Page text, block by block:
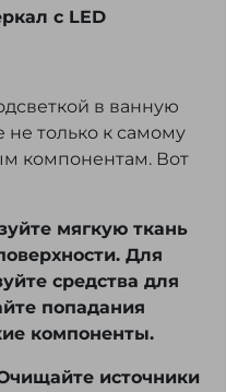
с LED
в ванную
не только к самому
компонентам. Вот
мягкую ткань
Для
средства для
попадания
компоненты.
источники